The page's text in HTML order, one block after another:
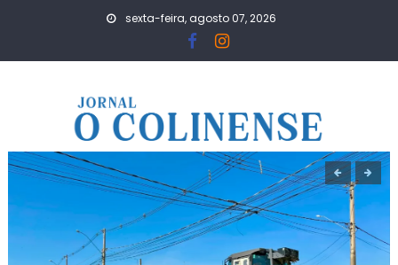
sexta-feira, agosto 07, 2026